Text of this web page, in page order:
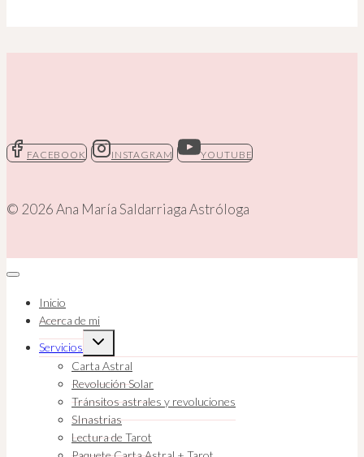
está
FACEBOOK INSTAGRAM YOUTUBE
© 2026 Ana María Saldarriaga Astróloga
Inicio
Acerca de mi
Servicios
Ampliar
el
menú
hijo
Carta Astral
Revolución Solar
Tránsitos astrales y revoluciones
SInastrias
Lectura de Tarot